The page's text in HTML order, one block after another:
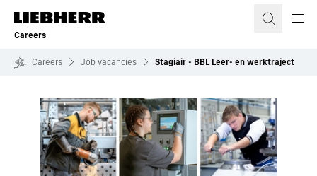
Skip to content
Careers
Careers Job vacancies Stagiair - BBL Leer- en werktraject